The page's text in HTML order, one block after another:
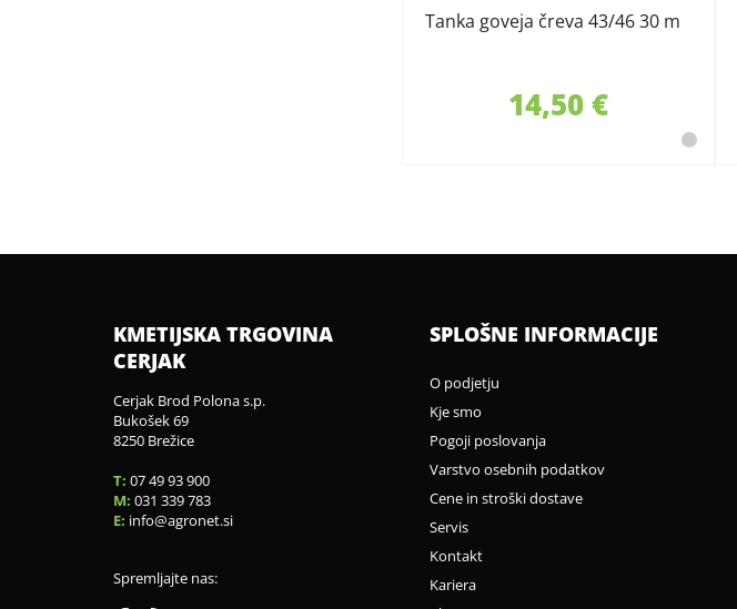
Tanka goveja čreva 43/46 30 m
14,50 €
KMETIJSKA TRGOVINA
CERJAK
Cerjak Brod Polona s.p.
Bukošek 69
8250 Brežice
T: 07 49 93 900
M: 031 339 783
E: info agronet.si
Spremljajte nas:
SPLOŠNE INFORMACIJE
O podjetju
Kje smo
Pogoji poslovanja
Varstvo osebnih podatkov
Cene in stroški dostave
Servis
Kontakt
Kariera